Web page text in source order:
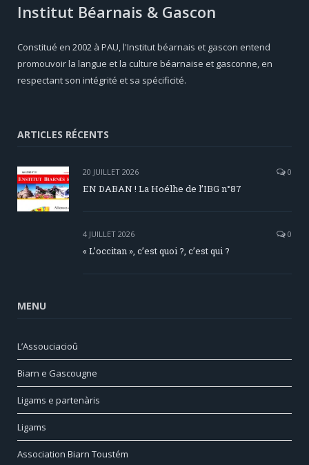
Institut Béarnais & Gascon
Constitué en 2002 à PAU, l'Institut béarnais et gascon entend
promouvoir la langue et la culture béarnaise et gasconne, en
respectant son intégrité et sa spécificité.
ARTICLES RÉCENTS
20 JUILLET 2026 0
EN DABAN ! La Hoélhe de l’IBG n°87
4 JUILLET 2026 0
« L’occitan », c’est quoi ?, c’est qui ?
MENU
L’Assouciacioû
Biarn e Gascougne
Ligams e partenàris
Ligams
Association Biarn Toustém